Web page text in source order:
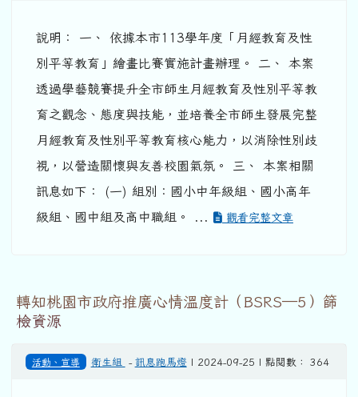
說明： 一、 依據本市113學年度「月經教育及性
別平等教育」繪畫比賽實施計畫辦理。 二、 本案
透過學藝競賽提升全市師生月經教育及性別平等教
育之觀念、態度與技能，並培養全市師生發展完整
月經教育及性別平等教育核心能力，以消除性別歧
視，以營造關懷與友善校園氣氛。 三、 本案相關
訊息如下： (一) 組別：國小中年級組、國小高年
級組、國中組及高中職組。 ...
觀看完整文章
轉知桃園市政府推廣心情溫度計（BSRS─5）篩
檢資源
活動、宣導 衛生組 - 訊息跑馬燈| 2024-09-25 | 點閱數： 364